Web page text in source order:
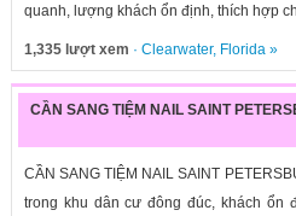
quanh, lượng khách ổn định, thích hợp
1,335 lượt xem · Clearwater, Florida»
CẦN SANG TIỆM NAIL SAINT
CẦN SANG TIỆM NAIL SAINT
trong khu dân cư đông đúc, khách ổn